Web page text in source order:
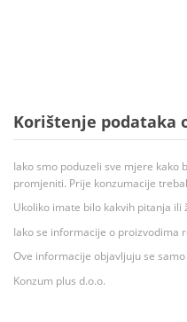
Korištenje podataka
Iako smo poduzeli sve mjere
promjeniti. Prije konzumacije
Ukoliko imate bilo kakvih pitanja
Iako se informacije o proizvodima
Ove informacije objavljuju se
Konzum plus d.o.o.